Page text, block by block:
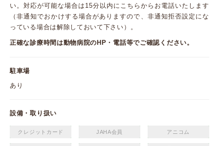
い。対応が可能な場合は15分以内にこちらからお電話いたします
（非通知でおかけする場合がありますので、非通知拒否設定にな
っている場合は解除しておいて下さい）。
正確な診療時間は動物病院のHP・電話等でご確認ください。
駐車場
あり
設備・取り扱い
クレジットカード JAHA会員 アニコム